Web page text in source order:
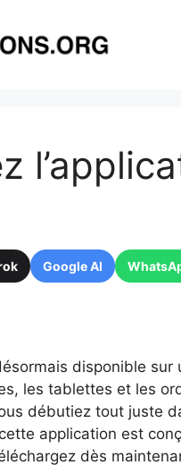
Google AI
disponible sur
les tablettes et les
débutiez tout juste
application est
dès